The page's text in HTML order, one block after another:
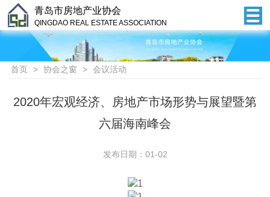
青岛市房地产业协会
QINGDAO REAL ESTATE ASSOCIATION
首页 > 协会之窗 > 会议活动
2020年宏观经济、房地产市场形势与展望暨第
六届海南峰会
发布日期：01-02